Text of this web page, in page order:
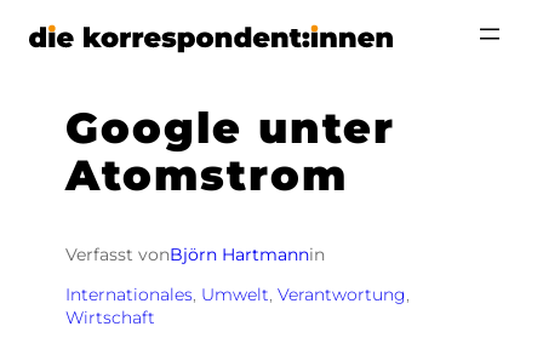
Zum
Google unter
Atomstrom
Verfasst vonBjörn Hartmannin
Internationales, Umwelt, Verantwortung
Wirtschaft